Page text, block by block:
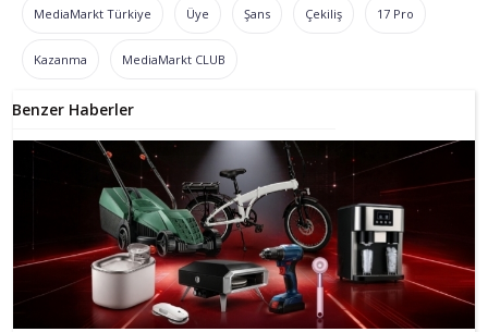
MediaMarkt Türkiye Üye Şans Çekiliş 17 Pro
Kazanma MediaMarkt CLUB
Benzer Haberler